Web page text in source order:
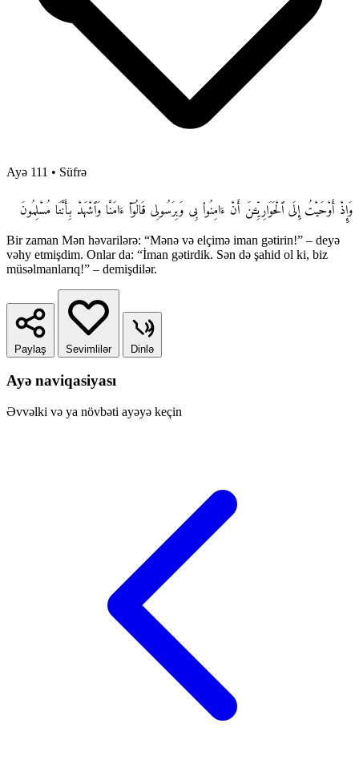
Ayə 111 • Süfrə
وَإِذْ أَوْحَيْتُ إِلَى ٱلْحَوَارِيِّـۧنَ أَنْ ءَامِنُوا۟ بِى وَبِرَسُولِى قَالُوٓا۟ ءَامَنَّا وَٱشْهَدْ بِأَنَّنَا مُسْلِمُونَ
Bir zaman Mən həvarilərə: “Mənə və elçimə iman gətirin!” – deyə
vəhy etmişdim. Onlar da: “İman gətirdik. Sən də şahid ol ki, biz
müsəlmanlarıq!” – demişdilər.
Paylaş Sevimlilər Dinlə
Ayə naviqasiyası
Əvvəlki və ya növbəti ayəyə keçin